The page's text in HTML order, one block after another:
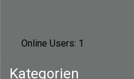
Online Users: 1
Kategorien